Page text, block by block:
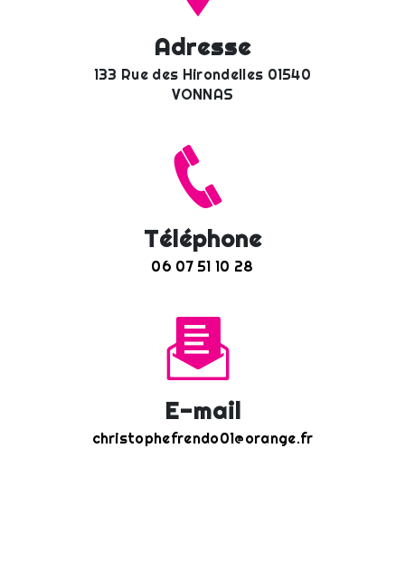
Adresse
133 Rue des Hirondelles 01540
VONNAS
Téléphone
06 07 51 10 28
E-mail
christophefrendo01@orange.fr